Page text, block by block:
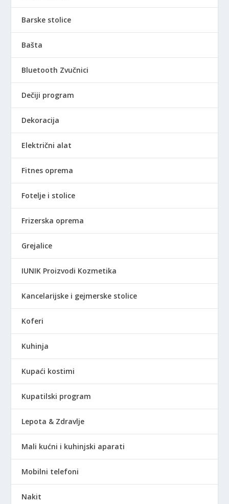
Barske stolice
Bašta
Bluetooth Zvučnici
Dečiji program
Dekoracija
Električni alat
Fitnes oprema
Fotelje i stolice
Frizerska oprema
Grejalice
IUNIK Proizvodi Kozmetika
Kancelarijske i gejmerske stolice
Koferi
Kuhinja
Kupaći kostimi
Kupatilski program
Lepota & Zdravlje
Mali kućni i kuhinjski aparati
Mobilni telefoni
Nakit